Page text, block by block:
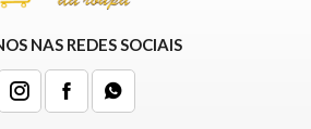
NAS REDES SOCIAIS